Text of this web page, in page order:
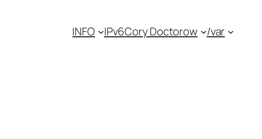
INFO IPv6Cory Doctorow /var